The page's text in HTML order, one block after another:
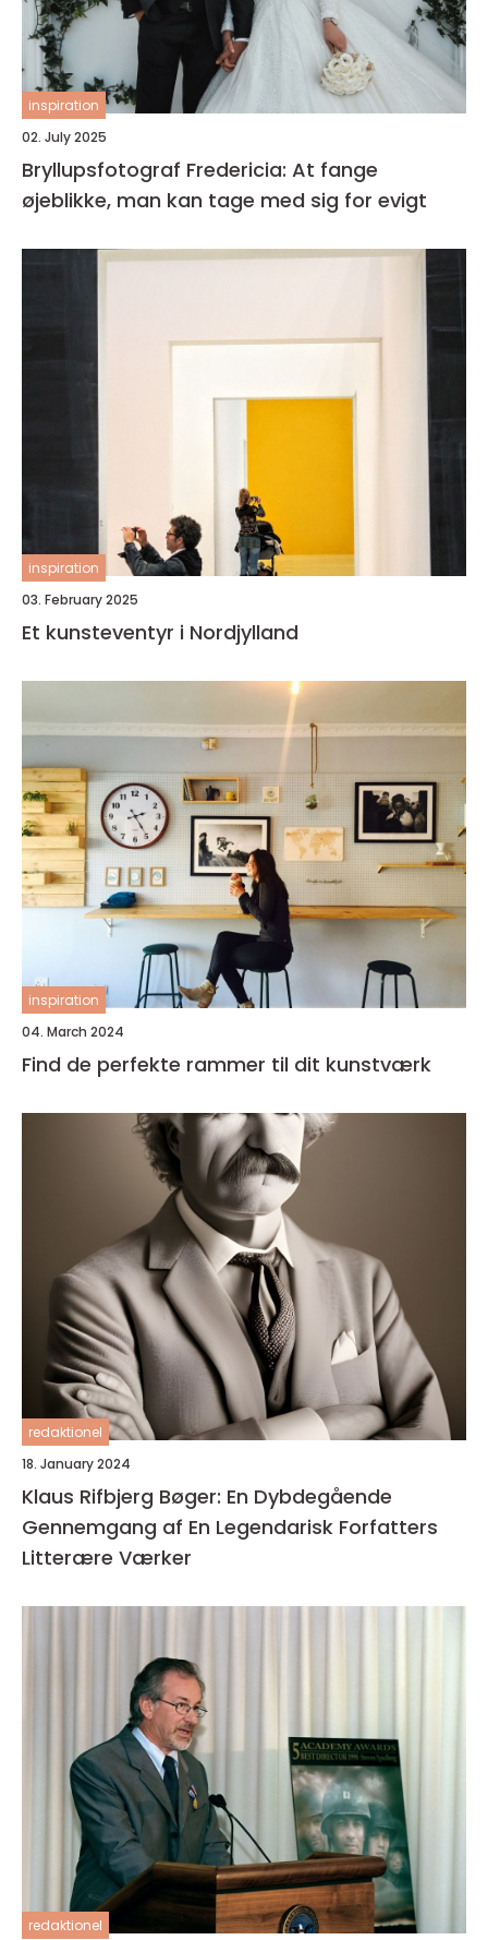
inspiration
02. July 2025
Bryllupsfotograf Fredericia: At fange
øjeblikke, man kan tage med sig for evigt
inspiration
03. February 2025
Et kunsteventyr i Nordjylland
inspiration
04. March 2024
Find de perfekte rammer til dit kunstværk
redaktionel
18. January 2024
Klaus Rifbjerg Bøger: En Dybdegående
Gennemgang af En Legendarisk Forfatters
Litterære Værker
redaktionel